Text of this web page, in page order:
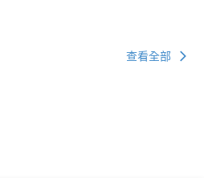
查看全部